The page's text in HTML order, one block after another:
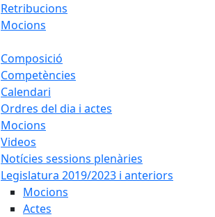
Retribucions
Mocions
Composició
Competències
Calendari
Ordres del dia i actes
Mocions
Videos
Notícies sessions plenàries
Legislatura 2019/2023 i anteriors
Mocions
Actes